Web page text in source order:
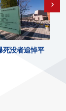
死没者追悼平